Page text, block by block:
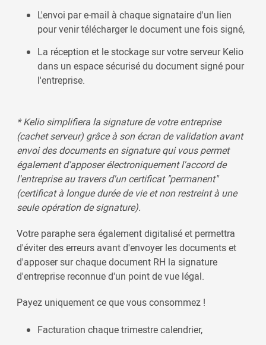
L'envoi par e-mail à chaque signataire d'un lien
pour venir télécharger le document une fois signé,
La réception et le stockage sur votre serveur Kelio
dans un espace sécurisé du document signé pour
l'entreprise.
* Kelio simplifiera la signature de votre entreprise
(cachet serveur) grâce à son écran de validation avant
envoi des documents en signature qui vous permet
également d'apposer électroniquement l'accord de
l'entreprise au travers d'un certificat "permanent"
(certificat à longue durée de vie et non restreint à une
seule opération de signature).
Votre paraphe sera également digitalisé et permettra
d'éviter des erreurs avant d'envoyer les documents et
d'apposer sur chaque document RH la signature
d'entreprise reconnue d'un point de vue légal.
Payez uniquement ce que vous consommez !
Facturation chaque trimestre calendrier,